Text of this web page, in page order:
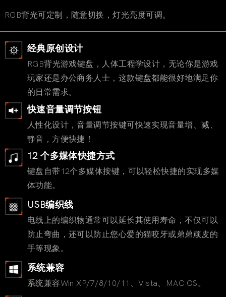
RGB背光可定制，随意切换，灯光亮度可调。
经典原创设计
RGB背光游戏键盘，人体工程学设计，无论你是游戏
玩家还是办公商务人士，这款键盘都能很好地满足你
的日常需求。
快速音量调节按钮
人性化设计，音量调节按键可快速实现音量增、减、
静音，方便快捷！
12 个多媒体快捷方式
键盘自带12个多媒体按键，可以轻松快捷的实现多媒
体功能。
USB编织线
电线上的编织物通常可以延长其使用寿命，不仅可以
防止弯曲，还可以防止您心爱的猫咬牙或弟弟顽皮的
手等现象。
系统兼容
系统兼容Win XP/7/8/10/11、Vista、MAC OS。